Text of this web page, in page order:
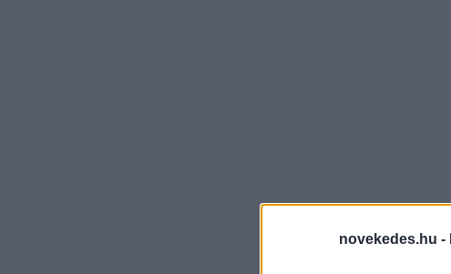
novekedes.hu -